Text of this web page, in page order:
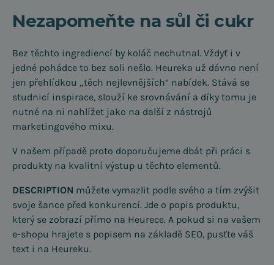
Nezapomeňte na sůl či cukr
Bez těchto ingrediencí by koláč nechutnal. Vždyť i v
jedné pohádce to bez soli nešlo. Heureka už dávno není
jen přehlídkou „těch nejlevnějších“ nabídek. Stává se
studnicí inspirace, slouží ke srovnávání a díky tomu je
nutné na ni nahlížet jako na další z nástrojů
marketingového mixu.
V našem případě proto doporučujeme dbát při práci s
produkty na kvalitní výstup u těchto elementů.
DESCRIPTION můžete vymazlit podle svého a tím zvýšit
svoje šance před konkurencí. Jde o popis produktu,
který se zobrazí přímo na Heurece. A pokud si na vašem
e-shopu hrajete s popisem na základě SEO, pusťte váš
text i na Heureku.